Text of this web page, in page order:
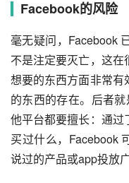
Facebook的风险
毫无疑问，Facebook
不是注定要灭亡，这
想要的东西方面非常
的东西的存在。后者
他平台都要擅长：通过
买过什么，Facebook
说过的产品或app投放